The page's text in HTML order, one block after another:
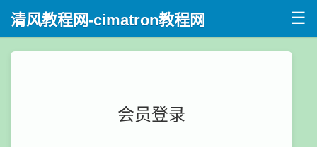
清风教程网-cimatron教程网 ☰
会员登录